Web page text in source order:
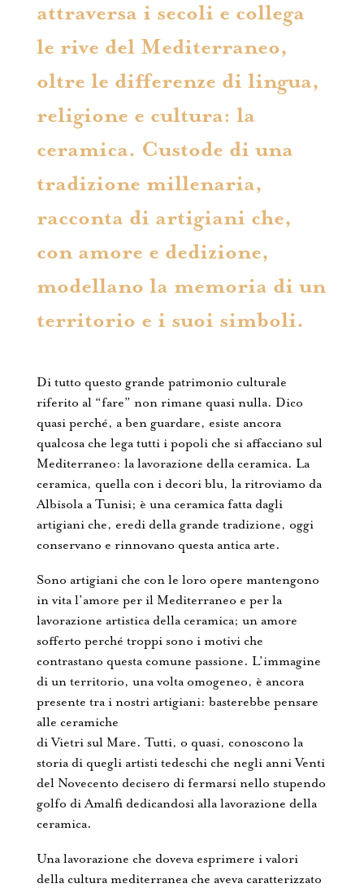
attraversa i secoli e collega
le rive del Mediterraneo,
oltre le differenze di lingua,
religione e cultura: la
ceramica. Custode di una
tradizione millenaria,
racconta di artigiani che,
con amore e dedizione,
modellano la memoria di un
territorio e i suoi simboli.
Di tutto questo grande patrimonio culturale
riferito al “fare” non rimane quasi nulla. Dico
quasi perché, a ben guardare, esiste ancora
qualcosa che lega tutti i popoli che si affacciano sul
Mediterraneo: la lavorazione della ceramica. La
ceramica, quella con i decori blu, la ritroviamo da
Albisola a Tunisi; è una ceramica fatta dagli
artigiani che, eredi della grande tradizione, oggi
conservano e rinnovano questa antica arte.
Sono artigiani che con le loro opere mantengono
in vita l’amore per il Mediterraneo e per la
lavorazione artistica della ceramica; un amore
sofferto perché troppi sono i motivi che
contrastano questa comune passione. L’immagine
di un territorio, una volta omogeneo, è ancora
presente tra i nostri artigiani: basterebbe pensare
alle ceramiche
di Vietri sul Mare. Tutti, o quasi, conoscono la
storia di quegli artisti tedeschi che negli anni Venti
del Novecento decisero di fermarsi nello stupendo
golfo di Amalfi dedicandosi alla lavorazione della
ceramica.
Una lavorazione che doveva esprimere i valori
della cultura mediterranea che aveva caratterizzato